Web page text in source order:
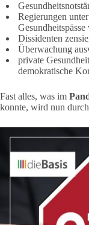
Regierungen
Dissidenten
Überwachung
private
demokratische
Fast alles, was im
konnte, wird nun